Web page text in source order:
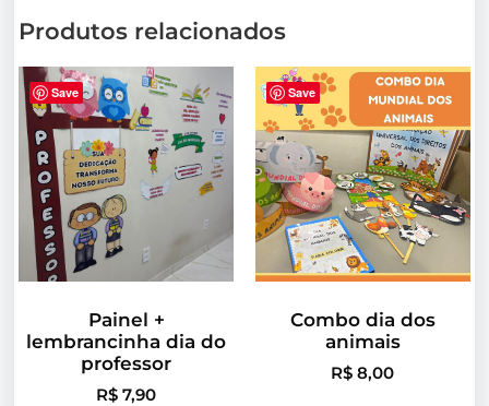
Produtos relacionados
Save
Painel +
lembrancinha dia do
professor
R$ 7,90
Save
Combo dia dos
animais
R$ 8,00